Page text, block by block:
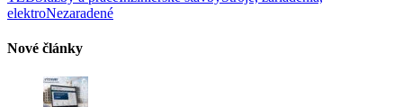
elektroNezaradené
Nové články